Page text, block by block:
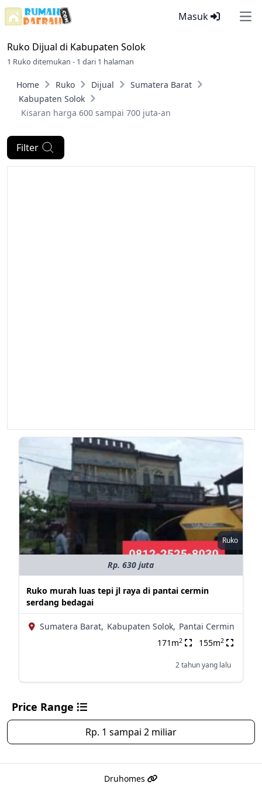
Masuk
Ruko Dijual di Kabupaten Solok
1 Ruko ditemukan - 1 dari 1 halaman
Home Ruko Dijual
Sumatera Barat
Kabupaten Solok
Kisaran harga 600 sampai 700 juta-an
Filter
Ruko
Rp. 630 juta
Ruko murah luas tepi jl raya di pantai cermin
serdang bedagai
Sumatera Barat, Kabupaten Solok, Pantai Cermin
171m2 155m2
2 tahun yang lalu
Price Range
Rp. 1 sampai 2 miliar
Druhomes